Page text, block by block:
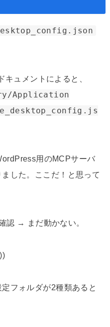
ュメントによると、
Application
用のMCPサーバ
した。ここだ！と思って
認 → まだ動かない。
フォルダが2種類あると